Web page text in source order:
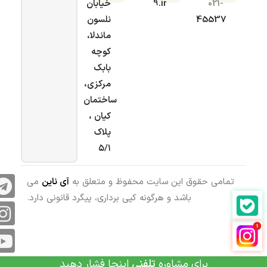
021-
45537
9.ir
خیابان
نلسون
ماندلا،
کوچه
بابک
مرکزی،
ساختمان
کیان ،
پلاک
۵/۱
تمامی حقوق این سایت محفوظ و متعلق به آی ناین می
باشد و هرگونه کپی برداری، پیگرد قانونی دارد.